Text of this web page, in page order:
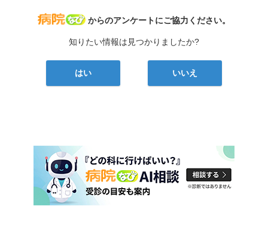
病院なび
からのアンケートにご協力ください。
知りたい情報は見つかりましたか?
はい いいえ